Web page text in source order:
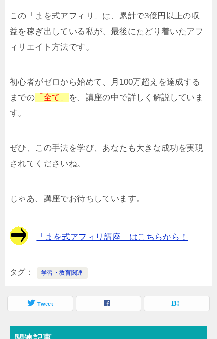
この「まを式アフィリ」は、累計で3億円以上の収
益を稼ぎ出している私が、最後にたどり着いたアフ
ィリエイト方法です。
初心者がゼロから始めて、月100万超えを達成する
までの 「全て」
を、講座の中で詳しく解説していま
す。
ぜひ、この手法を学び、あなたも大きな成功を実現
されてくださいね。
じゃあ、講座でお待ちしています。
「まを式アフィリ講座」はこちらから！
タグ 学習・教育関連
Tweet